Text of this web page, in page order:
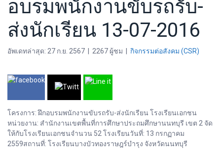
อบรมพนักงานขับรถรับ-
ส่งนักเรียน 13-07-2016
อัพเดทล่าสุด: 27 ก.ย. 2567 2267 ผู้ชม กิจกรรมต่อสังคม (CSR)
โครงการ: ฝึกอบรมพนักงานขับรถรับ-ส่งนักเรียน โรงเรียนเอกชน
หน่วยงาน: สำนักงานเขตพื้นที่การศึกษาประถมศึกษานนทบุรี เขต 2 จัด
ให้กับโรงเรียนเอกชนจำนวน 52 โรงเรียนวันที่: 13 กรกฏาคม
2559สถานที่: โรงเรียนบางบัวทองราษฎร์บำรุง จังหวัดนนทบุรี